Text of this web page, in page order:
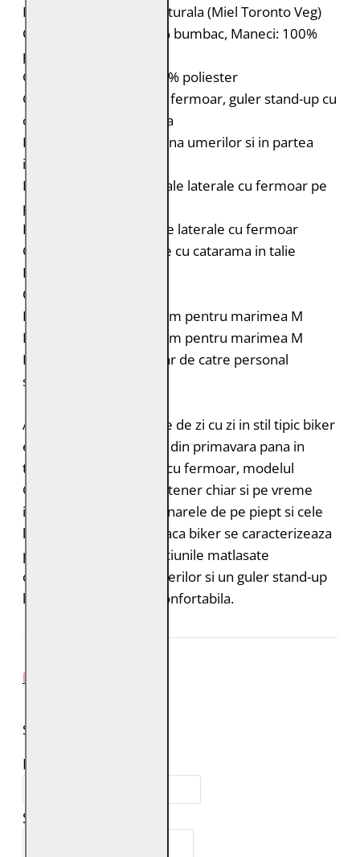
Material: 100% piele naturala (Miel Toronto Veg)
Captuseala: Corp: 100% bumbac, Maneci: 100%
poliester
Gluga: 55% bumbac, 45% poliester
Geaca de piele biker cu fermoar, guler stand-up cu
capsa si gluga detasabila
Portiuni matlasate in zona umerilor si in partea
inferioara a spatelui
Doua buzunare orizontale laterale cu fermoar pe
piept
Doua buzunare verticale laterale cu fermoar
Curele laterale reglabile cu catarama in talie
Fermoar la maneci
Croiala: Comfort Fit
Lungimea spatelui: 65 cm pentru marimea M
Lungimea manecii: 68 cm pentru marimea M
Intretinere: Spalare doar de catre personal
specializat
Aceasta jacheta de piele de zi cu zi in stil tipic biker
este companionul ideal din primavara pana in
toamna. Datorita glugii cu fermoar, modelul
GBArlo este un bun partener chiar si pe vreme
innorata. Pe langa buzunarele de pe piept si cele
laterale cu fermoar, geaca biker se caracterizeaza
prin detalii precum portiunile matlasate
decorative din zona umerilor si un guler stand-up
la moda. Croiala este confortabila.
SPUNE-ŢI PAREREA
Numele tău:
Scrie review: